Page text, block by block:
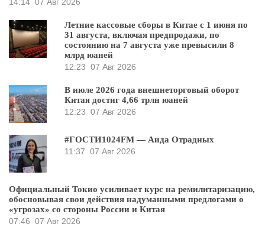
14:14 07 Авг 2026
Летние кассовые сборы в Китае с 1 июня по
31 августа, включая предпродажи, по
состоянию на 7 августа уже превысили 8
млрд юаней
12:23 07 Авг 2026
В июле 2026 года внешнеторговый оборот
Китая достиг 4,66 трлн юаней
12:23 07 Авг 2026
#ГОСТИ1024FM — Аида Отрадных
11:37 07 Авг 2026
Официальный Токио усиливает курс на ремилитаризацию,
обосновывая свои действия надуманными предлогами о
«угрозах» со стороны России и Китая
07:46 07 Авг 2026